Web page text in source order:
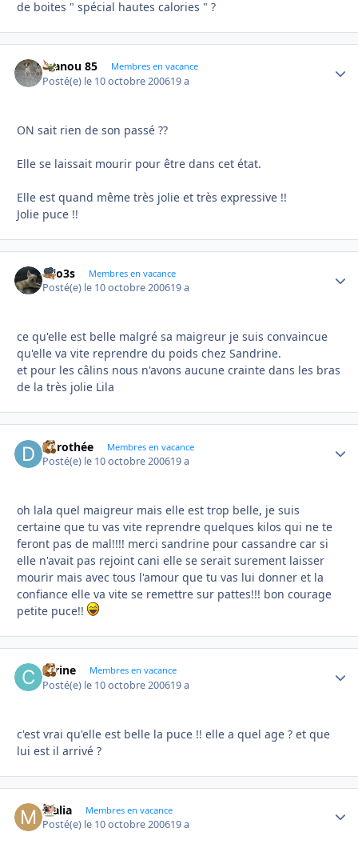
de boites " spécial hautes calories " ?
manou 85 Membres en vacance
Posté(e) le 10 octobre 200619 a
ON sait rien de son passé ??
Elle se laissait mourir pour être dans cet état.
Elle est quand même très jolie et très expressive !!
Jolie puce !!
lolo3s Membres en vacance
Posté(e) le 10 octobre 200619 a
ce qu'elle est belle malgré sa maigreur je suis convaincue
qu'elle va vite reprendre du poids chez Sandrine.
et pour les câlins nous n'avons aucune crainte dans les bras
de la très jolie Lila
dorothée Membres en vacance
Posté(e) le 10 octobre 200619 a
oh lala quel maigreur mais elle est trop belle, je suis
certaine que tu vas vite reprendre quelques kilos qui ne te
feront pas de mal!!!! merci sandrine pour cassandre car si
elle n'avait pas rejoint cani elle se serait surement laisser
mourir mais avec tous l'amour que tu vas lui donner et la
confiance elle va vite se remettre sur pattes!!! bon courage
petite puce!!
carine Membres en vacance
Posté(e) le 10 octobre 200619 a
c'est vrai qu'elle est belle la puce !! elle a quel age ? et que
lui est il arrivé ?
Malia Membres en vacance
Posté(e) le 10 octobre 200619 a